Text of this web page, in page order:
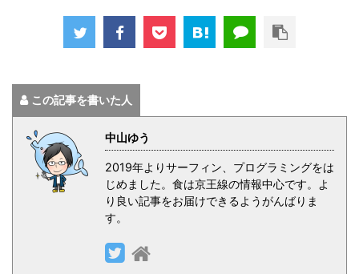
この記事を書いた人
中山ゆう
2019年よりサーフィン、プログラミングをは
じめました。食は京王線の情報中心です。よ
り良い記事をお届けできるようがんばりま
す。